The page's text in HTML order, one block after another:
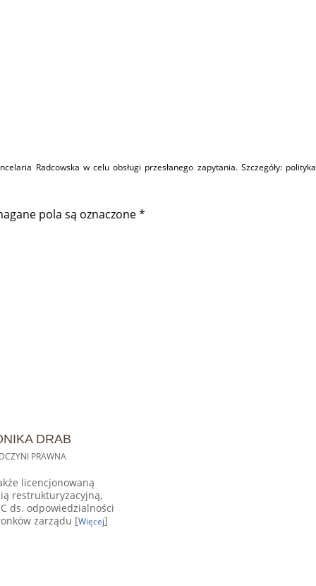
Radcowska w celu obsługi przesłanego zapytania. Szczegóły: polityka
pola są oznaczone*
DRAB
PRAWNA
licencjonowaną
restrukturyzacyjną,
ds. odpowiedzialności
zarządu [Więcej]